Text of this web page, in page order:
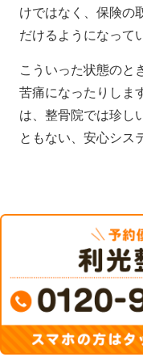
けではなく、保険の
だけるようになって
こういった状態のと
苦痛になったりしま
は、整骨院では珍し
ともない、安心シス